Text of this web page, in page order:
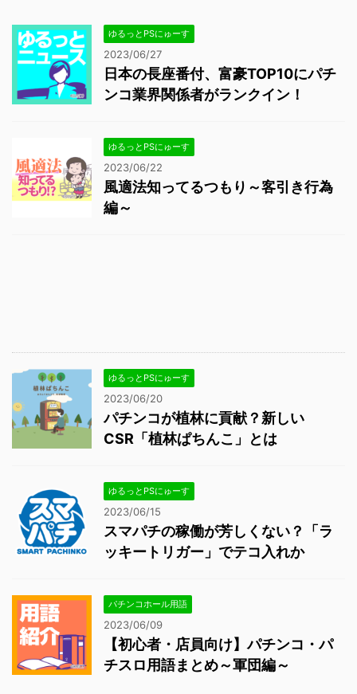
ゆるっとPSにゅーす
2023/06/27
日本の長座番付、富豪TOP10にパチ
ンコ業界関係者がランクイン！
ゆるっとPSにゅーす
2023/06/22
風適法知ってるつもり～客引き行為
編～
ゆるっとPSにゅーす
2023/06/20
パチンコが植林に貢献？新しい
CSR「植林ぱちんこ」とは
ゆるっとPSにゅーす
2023/06/15
スマパチの稼働が芳しくない？「ラ
ッキートリガー」でテコ入れか
パチンコホール用語
2023/06/09
【初心者・店員向け】パチンコ・パ
チスロ用語まとめ～軍団編～